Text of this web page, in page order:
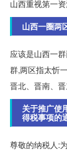
山西重视第一资
山西一圈两
应该是山西一
群,两区指太忻
晋北、晋南、
关于推广使
得税事项的
尊敬的纳税人: